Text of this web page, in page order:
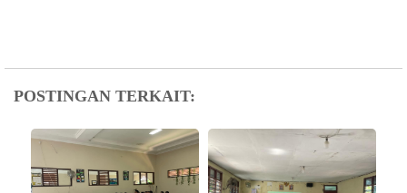
POSTINGAN TERKAIT: